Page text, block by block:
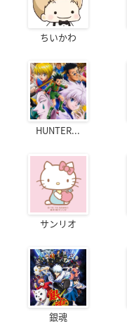
ちいかわ
HUNTER...
サンリオ
銀魂